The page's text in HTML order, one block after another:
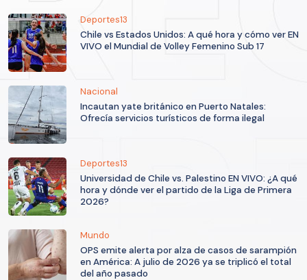
Deportes13
Chile vs Estados Unidos: A qué hora y cómo ver EN
VIVO el Mundial de Volley Femenino Sub 17
Nacional
Incautan yate británico en Puerto Natales:
Ofrecía servicios turísticos de forma ilegal
Deportes13
Universidad de Chile vs. Palestino EN VIVO: ¿A qué
hora y dónde ver el partido de la Liga de Primera
2026?
Mundo
OPS emite alerta por alza de casos de sarampión
en América: A julio de 2026 ya se triplicó el total
del año pasado